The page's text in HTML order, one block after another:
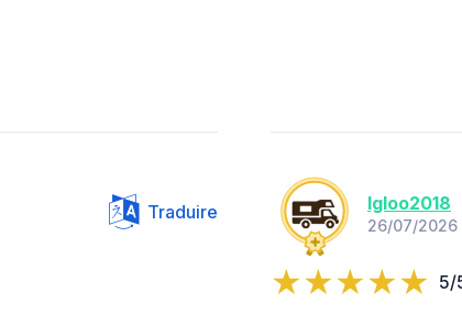
Traduire Igloo2018
26/07/2026
5/